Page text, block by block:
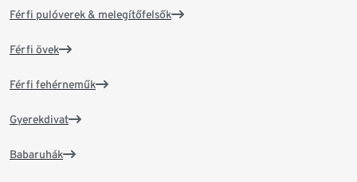
Férfi pulóverek & melegítőfelsők
Férfi övek
Férfi fehérneműk
Gyerekdivat
Babaruhák